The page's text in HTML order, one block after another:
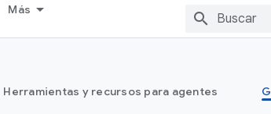
Más
Herramientas y recursos para agentes